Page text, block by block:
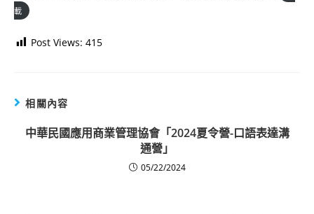
載
Post Views: 415
相關內容
中華民國應用商業管理協會「2024夏令營-口語表達溝
通營」
05/22/2024